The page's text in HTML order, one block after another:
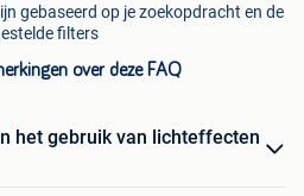
gebaseerd op je zoekopdracht en de
filters
over deze FAQ
het gebruik van lichteffecten